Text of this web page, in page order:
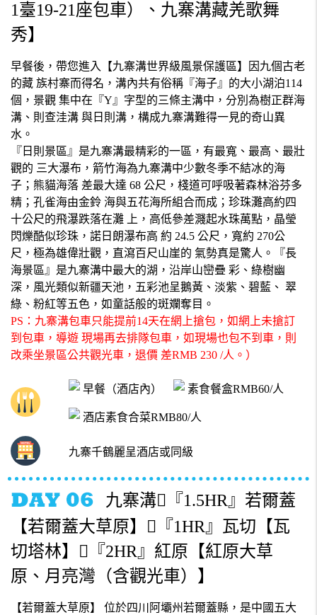
1臺19-21座包車）、九寨溝藏羌歌舞
秀】
早餐後，帶您進入【九寨溝世界級風景保護區】因九個古老
的藏 族村寨而得名，溝內共有俗稱『海子』的大小湖泊114
個，景觀 集中在『Y』字型的三條主溝中，分別為樹正群海
溝、則查洼溝 與日則溝，構成九寨溝難得一見的奇山異
水。
『日則景區』是九寨溝最精彩的一區，有最寬、最高、最壯
觀的 三大瀑布，箭竹海為九寨溝中少數冬季不結冰的海
子；熊貓海落 差最大達 68 公尺，棧道可呼吸著森林浴芬多
精；孔雀海由金鈴 海與五花海所組合而成；珍珠灘高約四
十公尺的飛瀑跌落在灘 上，高低參差濺起水珠萬點，晶瑩
閃爍酷似珍珠，諾日朗瀑布高 約 24.5 公尺，寬約 270公
尺，極為雄偉壯觀，直瀉百尺山崖的 氣勢真是驚人。『長
海景區』是九寨溝中最大的湖，沿岸山巒疊 彩、綠樹幽
深，風光類似新疆天池，五彩池呈鵝黃、淡紫、碧藍、 翠
綠、粉紅等五色，如童話般的斑斕奪目。
PS：九寨溝包車只能提前14天在網上搶包，如網上未搶訂
到包車，導遊 現場再去排隊包車，如現場也包不到車，則
改乘坐景區公共觀光車，退價 差RMB 230 /人。）
早餐（酒店內） 素食餐盒RMB60/人
酒店素食合菜RMB80/人
九寨千鶴麗呈酒店或同級
九寨溝『1.5HR』若爾蓋
【若爾蓋大草原】『1HR』瓦切【瓦
切塔林】『2HR』紅原【紅原大草
原、月亮灣（含觀光車）】
【若爾蓋大草原】 位於四川阿壩州若爾蓋縣，是中國五大